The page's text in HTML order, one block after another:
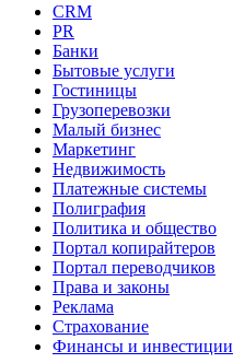
CRM
PR
Банки
Бытовые услуги
Гостиницы
Грузоперевозки
Малый бизнес
Маркетинг
Недвижимость
Платежные системы
Полиграфия
Политика и общество
Портал копирайтеров
Портал переводчиков
Права и законы
Реклама
Страхование
Финансы и инвестиции